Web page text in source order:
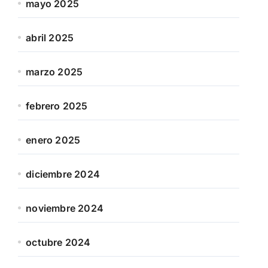
mayo 2025
abril 2025
marzo 2025
febrero 2025
enero 2025
diciembre 2024
noviembre 2024
octubre 2024